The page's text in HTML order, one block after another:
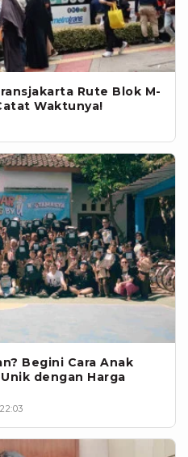
Rute Blok M-
Waktunya!
Begini Cara Anak
dengan Harga